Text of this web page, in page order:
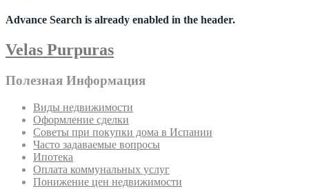
Advance Search is already enabled in the header.
Velas Purpuras
Полезная Информация
Виды недвижимости
Оформление сделки
Советы при покупки дома в Испании
Часто задаваемые вопросы
Ипотека
Оплата коммунальных услуг
Понижение цен недвижимости